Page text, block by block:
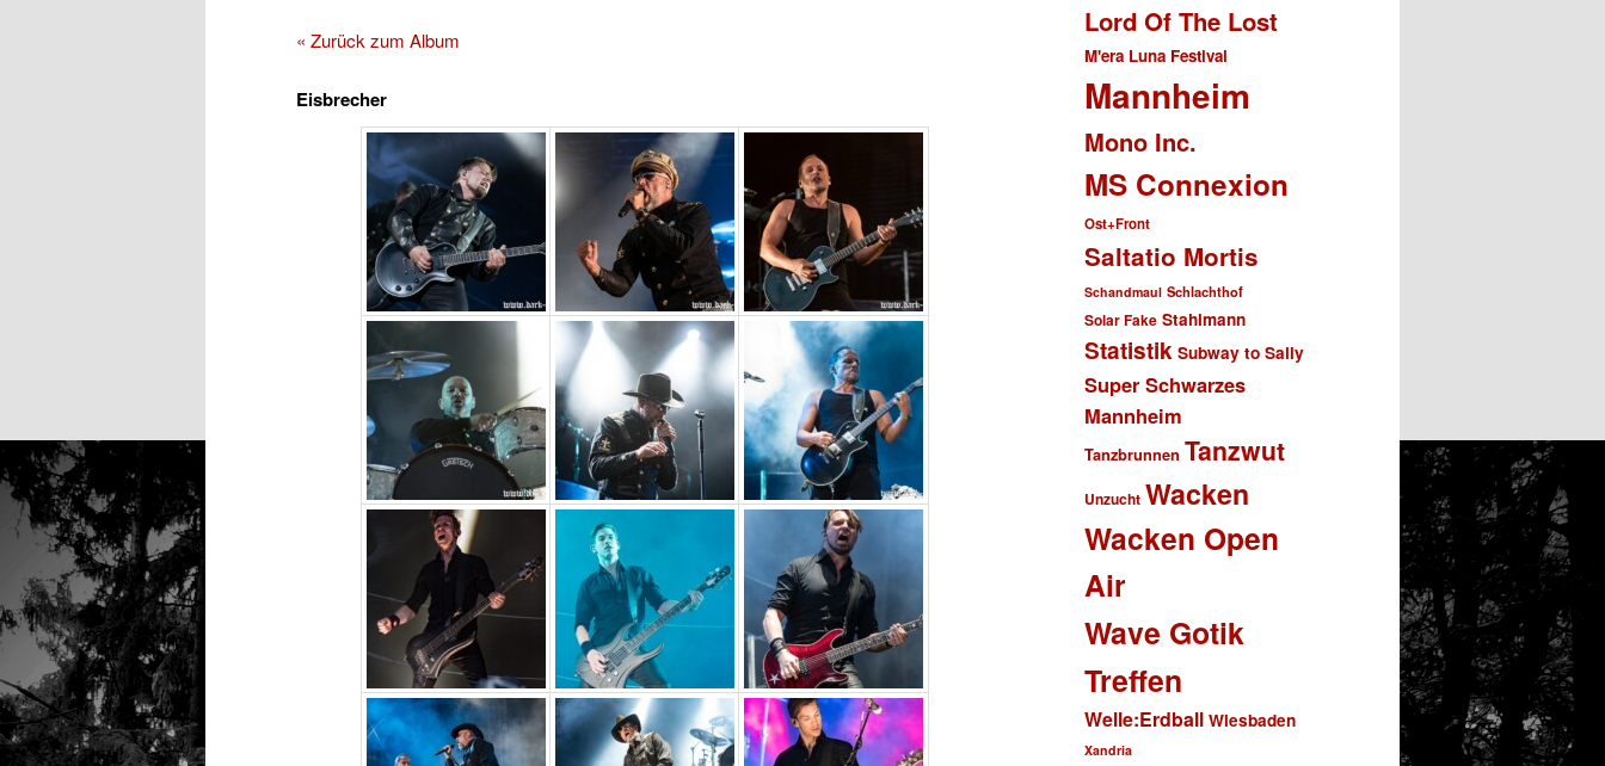
« Zurück zum Album
Eisbrecher
Lord Of The Lost
M'era Luna Festival
Mannheim
Mono Inc.
MS Connexion
Ost+Front
Saltatio Mortis
Schandmaul Schlachthof
Solar Fake Stahlmann
Statistik Subway to Sally
Super Schwarzes
Mannheim
Tanzbrunnen Tanzwut
Unzucht Wacken
Wacken Open
Air
Wave Gotik
Treffen
Welle:Erdball Wiesbaden
Xandria